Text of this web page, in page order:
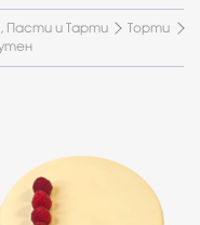
Пасти и Тарти
Торти